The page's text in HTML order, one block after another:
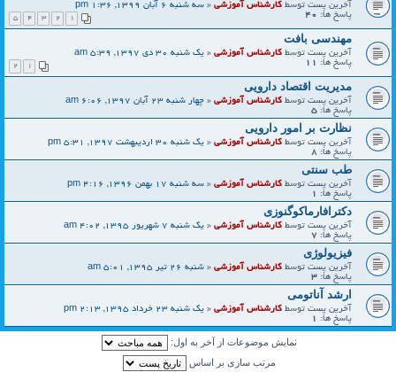
آخرین پست توسط کارشناس آموزشی « سه شنبه 6 آبان 1399, 1:36 pm
پاسخ ها: 40
1
2
3
4
5
مهندسی بافت
آخرین پست توسط کارشناس آموزشی « یک شنبه 30 دی 1397, 5:39 am
پاسخ ها: 11
1
2
مديريت اقتصاد دارويى
آخرین پست توسط کارشناس آموزشی « چهار شنبه 23 آبان 1397, 6:06 am
پاسخ ها: 5
نظارت بر امور دارویی
آخرین پست توسط کارشناس آموزشی « یک شنبه 30 اردیبهشت 1397, 5:31 pm
پاسخ ها: 8
طب سنتی
آخرین پست توسط کارشناس آموزشی « سه شنبه 17 بهمن 1396, 4:16 pm
پاسخ ها: 1
دکترافارماکوگنوزی
آخرین پست توسط کارشناس آموزشی « یک شنبه 7 شهریور 1395, 4:02 am
پاسخ ها: 7
فیزیولوژی
آخرین پست توسط کارشناس آموزشی « شنبه 26 تیر 1395, 5:01 am
پاسخ ها: 3
ارشد آناتومی
آخرین پست توسط کارشناس آموزشی « یک شنبه 23 خرداد 1395, 2:13 pm
پاسخ ها: 1
نمایش موضوعات از آخر به اول:
مرتب سازی بر اساس